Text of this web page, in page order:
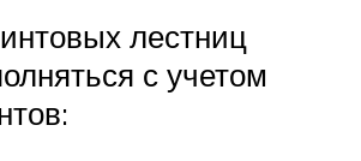
лестниц
с учетом